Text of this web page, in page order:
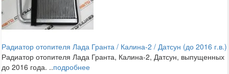
Радиатор отопителя Лада Гранта / Калина-2 / Датсун (до 2016 г.в.)
Радиатор отопителя Лада Гранта, Калина-2, Датсун, выпущенных
до 2016 года. ..подробнее